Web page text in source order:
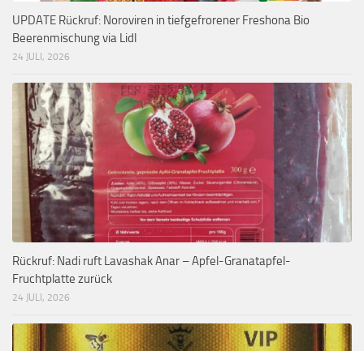
UPDATE Rückruf: Noroviren in tiefgefrorener Freshona Bio
Beerenmischung via Lidl
24 JULI, 2026
Rückruf: Nadi ruft Lavashak Anar – Apfel-Granatapfel-
Fruchtplatte zurück
24 JULI, 2026